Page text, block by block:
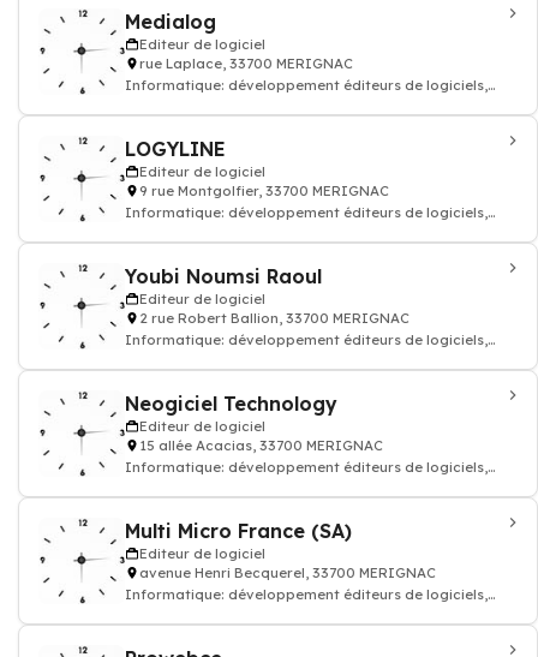
Medialog
Editeur de logiciel
rue Laplace, 33700 MERIGNAC
Informatique: développement éditeurs de logiciels,
LOGYLINE
Editeur de logiciel
9 rue Montgolfier, 33700 MERIGNAC
Informatique: développement éditeurs de logiciels,
Youbi Noumsi Raoul
Editeur de logiciel
2 rue Robert Ballion, 33700 MERIGNAC
Informatique: développement éditeurs de logiciels,
Neogiciel Technology
Editeur de logiciel
15 allée Acacias, 33700 MERIGNAC
Informatique: développement éditeurs de logiciels,
Multi Micro France (SA)
Editeur de logiciel
avenue Henri Becquerel, 33700 MERIGNAC
Informatique: développement éditeurs de logiciels,